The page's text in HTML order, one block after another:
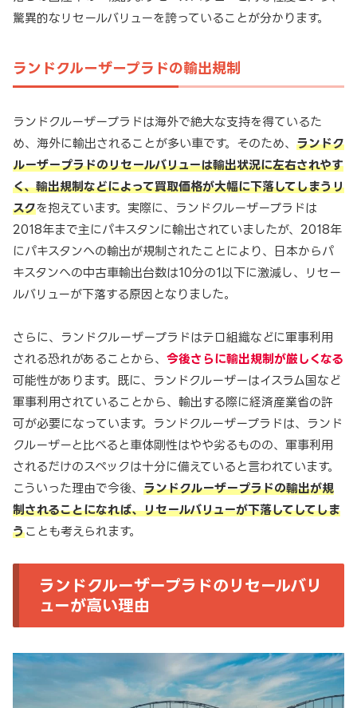
驚異的なリセールバリューを誇っていることが分かります。
ランドクルーザープラドの輸出規制
ランドクルーザープラドは海外で絶大な支持を得ているた
め、海外に輸出されることが多い車です。そのため、 ランドク
ルーザープラドのリセールバリューは輸出状況に左右されやす
く、輸出規制などによって買取価格が大幅に下落してしまうリ
スクを抱えています。実際に、ランドクルーザープラドは
2018年まで主にパキスタンに輸出されていましたが、2018年
にパキスタンへの輸出が規制されたことにより、日本からパ
キスタンへの中古車輸出台数は10分の1以下に激減し、リセー
ルバリューが下落する原因となりました。
さらに、ランドクルーザープラドはテロ組織などに軍事利用
される恐れがあることから、 今後さらに輸出規制が厳しくなる
可能性があります。既に、ランドクルーザーはイスラム国など
軍事利用されていることから、輸出する際に経済産業省の許
可が必要になっています。ランドクルーザープラドは、ランド
クルーザーと比べると車体剛性はやや劣るものの、軍事利用
されるだけのスペックは十分に備えていると言われています。
こういった理由で今後、 ランドクルーザープラドの輸出が規
制されることになれば、リセールバリューが下落してしてしま
うことも考えられます。
ランドクルーザープラドのリセールバリ
ューが高い理由